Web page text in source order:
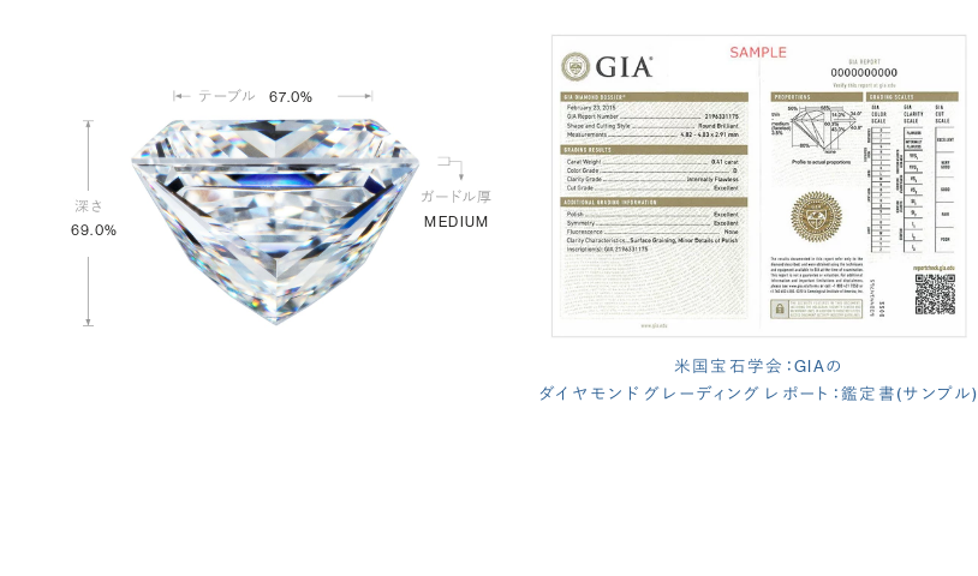
69.0%
67.0%
MEDIUM
米国宝石学会：GIAの
ダイヤモンド グレーディング レポート：鑑定書(サンプル)